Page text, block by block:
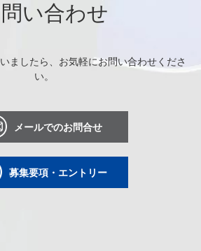
い合わせ
ましたら、お気軽にお問い合わせくださ
い。
メールでのお問合せ
募集要項・エントリー